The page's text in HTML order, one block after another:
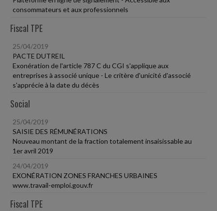
consommateurs et aux professionnels
Fiscal TPE
25/04/2019
PACTE DUTREIL
Exonération de l'article 787 C du CGI s'applique aux
entreprises à associé unique - Le critère d'unicité d'associé
s'apprécie à la date du décès
Social
25/04/2019
SAISIE DES RÉMUNÉRATIONS
Nouveau montant de la fraction totalement insaisissable au
1er avril 2019
24/04/2019
EXONÉRATION ZONES FRANCHES URBAINES
www.travail-emploi.gouv.fr
Fiscal TPE